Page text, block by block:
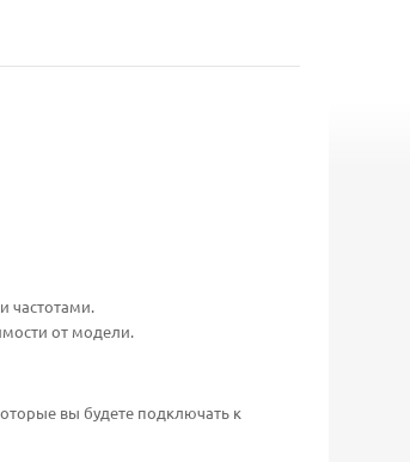
частотами.
от модели.
вы будете подключать к